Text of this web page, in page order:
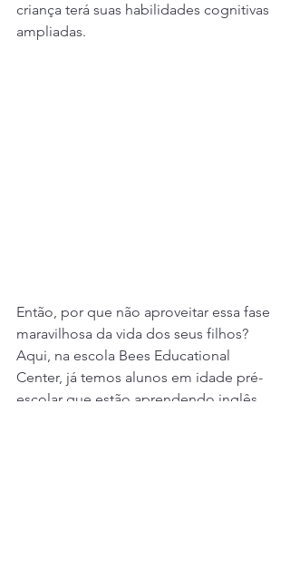
criança terá suas habilidades cognitivas
ampliadas.
Então, por que não aproveitar essa fase
maravilhosa da vida dos seus filhos?
Aqui, na escola Bees Educational
Center, já temos alunos em idade pré-
escolar que estão aprendendo inglês